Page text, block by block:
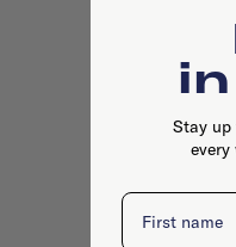
Stay up
First name